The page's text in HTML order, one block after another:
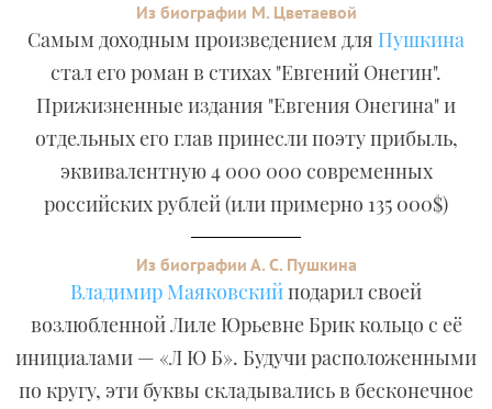
Из биографии М. Цветаевой
Самым доходным произведением для Пушкина
стал его роман в стихах "Евгений Онегин".
Прижизненные издания "Евгения Онегина" и
отдельных его глав принесли поэту прибыль,
эквивалентную 4 000 000 современных
российских рублей (или примерно 135 000$)
Из биографии А. С. Пушкина
Владимир Маяковскийподарил своей
возлюбленной Лиле Юрьевне Брик кольцо с её
инициалами — «Л Ю Б». Будучи расположенными
по кругу, эти буквы складывались в бесконечное